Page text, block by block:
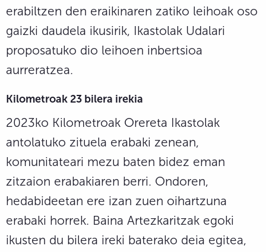
erabiltzen den eraikinaren zatiko leihoak oso
gaizki daudela ikusirik, Ikastolak Udalari
proposatuko dio leihoen inbertsioa
aurreratzea.
Kilometroak 23 bilera irekia
2023ko Kilometroak Orereta Ikastolak
antolatuko zituela erabaki zenean,
komunitateari mezu baten bidez eman
zitzaion erabakiaren berri. Ondoren,
hedabideetan ere izan zuen oihartzuna
erabaki horrek. Baina Artezkaritzak egoki
ikusten du bilera ireki baterako deia egitea,